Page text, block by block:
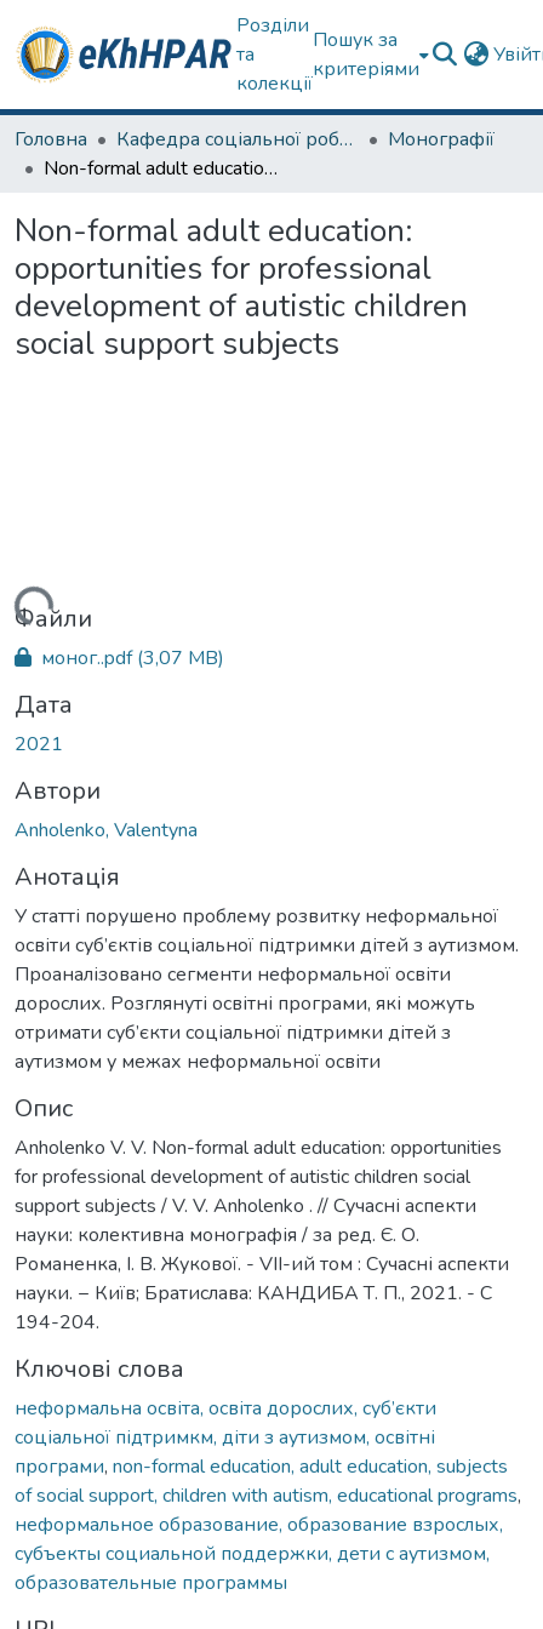
Розділи
та
колекції
Пошук за
критеріями
Головна Кафедра соціальної роботи
Монографії
Non-formal adult education: opportunities for professional development of autistic children social support subjects
Non-formal adult education:
opportunities for professional
development of autistic children
social support subjects
Файли
моног..pdf(3,07 MB)
Дата
2021
Автори
Anholenko, Valentyna
Анотація
У статті порушено проблему розвитку неформальної
освіти суб’єктів соціальної підтримки дітей з аутизмом.
Проаналізовано сегменти неформальної освіти
дорослих. Розглянуті освітні програми, які можуть
отримати суб’єкти соціальної підтримки дітей з
аутизмом у межах неформальної освіти
Опис
Anholenko V. V. Non-formal adult education: opportunities
for professional development of autistic children social
support subjects / V. V. Anholenko . // Сучасні аспекти
науки: колективна монографія / за ред. Є. О.
Романенка, І. В. Жукової. - VII-ий том : Сучасні аспекти
науки. − Київ; Братислава: КАНДИБА Т. П., 2021. - С
194-204.
Ключові слова
неформальна освіта, освіта дорослих, суб’єкти
соціальної підтримкм, діти з аутизмом, освітні
програми, non-formal education, adult education, subjects
of social support, children with autism, educational programs,
неформальное образование, образование взрослых,
субъекты социальной поддержки, дети с аутизмом,
образовательные программы